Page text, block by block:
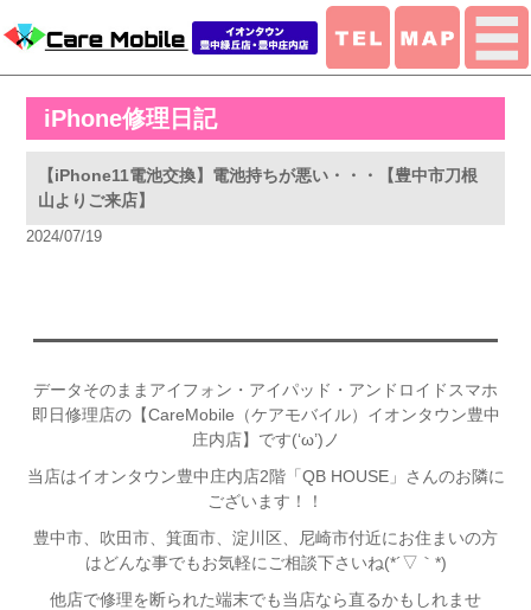
iPhone修理日記
【iPhone11電池交換】電池持ちが悪い・・・【豊中市刀根
山よりご来店】
2024/07/19
データそのままアイフォン・アイパッド・アンドロイドスマホ
即日修理店の【CareMobile（ケアモバイル）イオンタウン豊中
庄内店】です(‘ω’)ノ
当店はイオンタウン豊中庄内店2階「QB HOUSE」さんのお隣に
ございます！！
豊中市、吹田市、箕面市、淀川区、尼崎市付近にお住まいの方
はどんな事でもお気軽にご相談下さいね(*´▽｀*)
他店で修理を断られた端末でも当店なら直るかもしれませ